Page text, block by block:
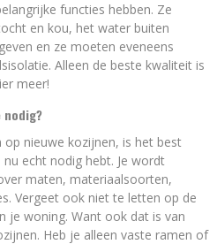
functies hebben. Ze
en kou, het water buiten
en ze moeten eveneens
Alleen de beste kwaliteit is
meer!
nodig?
nieuwe kozijnen, is het best
echt nodig hebt. Je wordt
maten, materiaalsoorten,
Vergeet ook niet te letten op de
je woning. Want ook dat is van
Heb je alleen vaste ramen of